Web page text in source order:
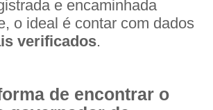
e encaminhada
o ideal é contar com dados
verificados.
de encontrar o